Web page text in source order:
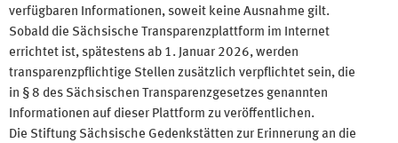
verfügbaren Informationen, soweit keine Ausnahme gilt.
Sobald die Sächsische Transparenzplattform im Internet
errichtet ist, spätestens ab 1. Januar 2026, werden
transparenzpflichtige Stellen zusätzlich verpflichtet sein, die
in § 8 des Sächsischen Transparenzgesetzes genannten
Informationen auf dieser Plattform zu veröffentlichen.
Die Stiftung Sächsische Gedenkstätten zur Erinnerung an die